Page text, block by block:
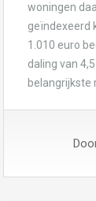
woningen
geïndexeerd
1.010 euro
daling van
belangrijkste